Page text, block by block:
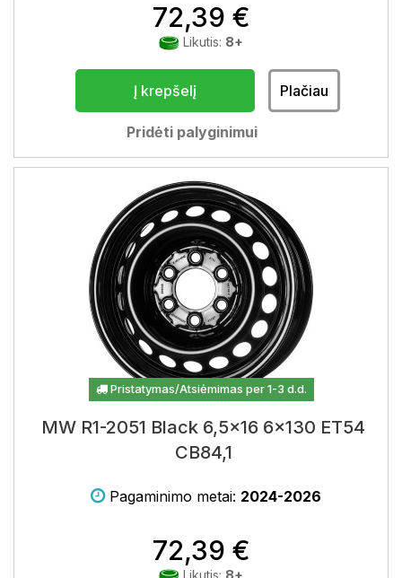
72,39 €
Likutis: 8+
Į krepšelį Plačiau
Pridėti palyginimui
Pristatymas/Atsiėmimas per 1-3 d.d.
MW R1-2051 Black 6,5x16 6x130 ET54
CB84,1
Pagaminimo metai: 2024-2026
72,39 €
Likutis: 8+